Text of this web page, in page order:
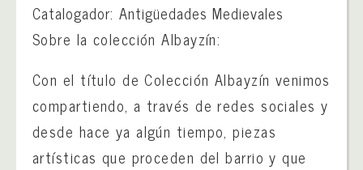
Catalogador: Antigüedades Medievales
Sobre la colección Albayzín:
Con el título de Colección Albayzín venimos
compartiendo, a través de redes sociales y
desde hace ya algún tiempo, piezas
artísticas que proceden del barrio y que